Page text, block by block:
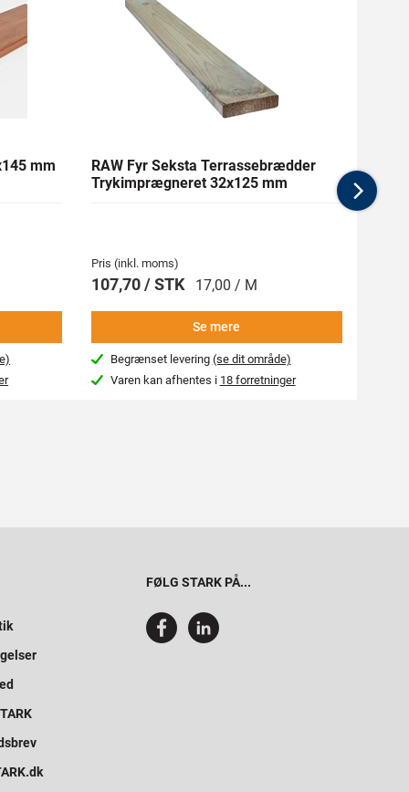
mm
RAW Fyr Seksta Terrassebrædder
Trykimprægneret 32x125 mm
Pris (inkl. moms)
107,70 / STK 17,00 / M
Se mere
Begrænset levering (se dit område)
Varen kan afhentes i 18 forretninger
mm
FØLG STARK PÅ...